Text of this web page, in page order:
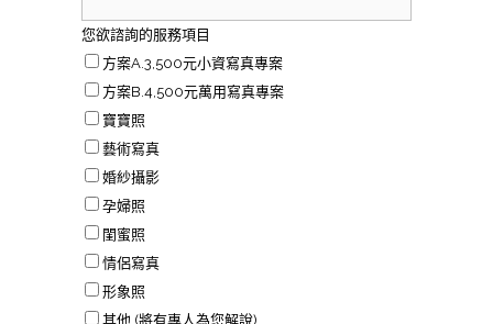
您欲諮詢的服務項目
方案A.3,500元小資寫真專案
方案B.4,500元萬用寫真專案
寶寶照
藝術寫真
婚紗攝影
孕婦照
閨蜜照
情侶寫真
形象照
其他 (將有專人為您解說)